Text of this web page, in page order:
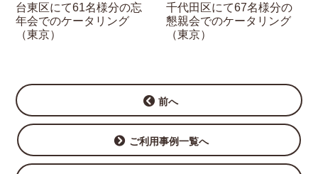
台東区にて61名様分の忘
年会でのケータリング
（東京）
千代田区にて67名様分の
懇親会でのケータリング
（東京）
前へ
ご利用事例一覧へ